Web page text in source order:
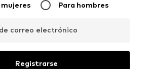
mujeres Para hombres
correo electrónico
Registrarse